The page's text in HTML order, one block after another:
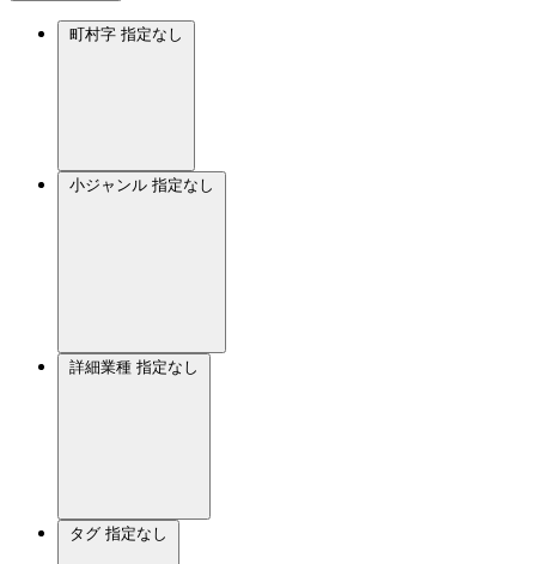
町村字 指定なし
小ジャンル 指定なし
詳細業種 指定なし
タグ 指定なし